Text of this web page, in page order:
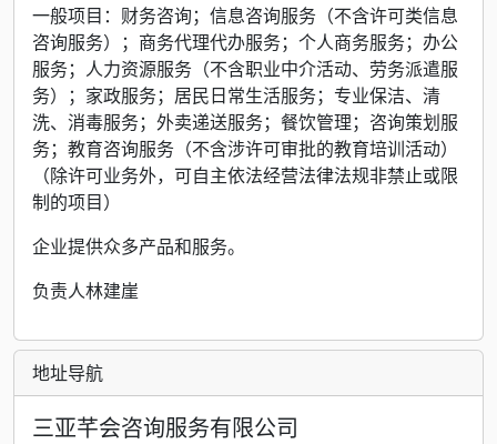
一般项目：财务咨询；信息咨询服务（不含许可类信息
咨询服务）；商务代理代办服务；个人商务服务；办公
服务；人力资源服务（不含职业中介活动、劳务派遣服
务）；家政服务；居民日常生活服务；专业保洁、清
洗、消毒服务；外卖递送服务；餐饮管理；咨询策划服
务；教育咨询服务（不含涉许可审批的教育培训活动）
（除许可业务外，可自主依法经营法律法规非禁止或限
制的项目）
企业提供众多产品和服务。
负责人林建崖
地址导航
三亚芊会咨询服务有限公司